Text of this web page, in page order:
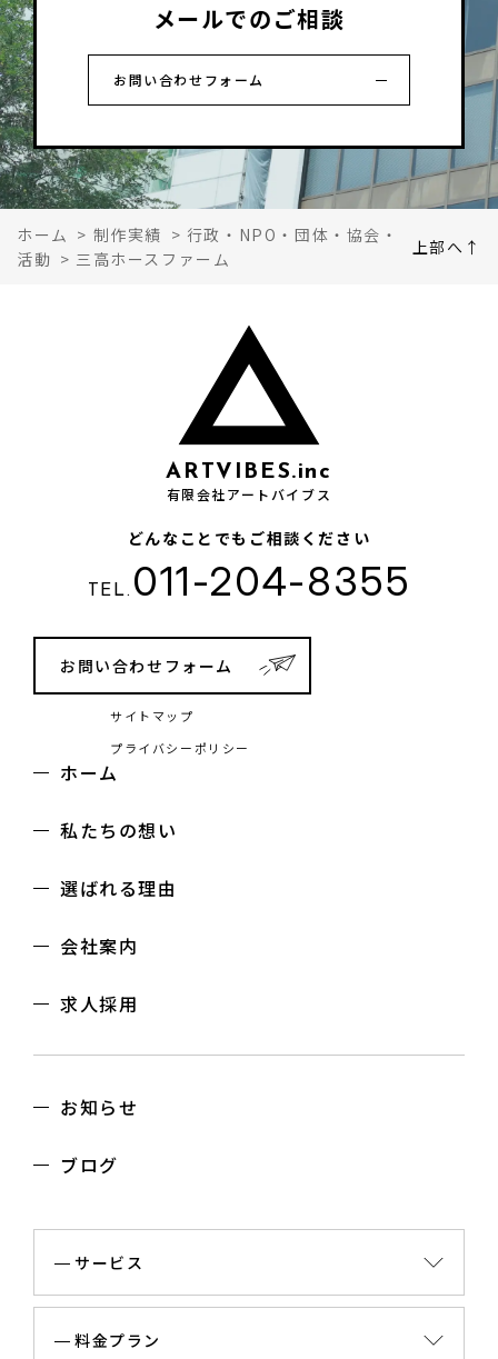
メールでのご相談
お問い合わせフォーム
ホーム > 制作実績 > 行政・NPO・団体・協会・
活動 > 三高ホースファーム
上部へ↑
ARTVIBES.inc
有限会社アートバイブス
どんなことでもご相談ください
TEL. 011-204-8355
お問い合わせフォーム
サイトマップ
プライバシーポリシー
ホーム
私たちの想い
選ばれる理由
会社案内
求人採用
お知らせ
ブログ
サービス
料金プラン